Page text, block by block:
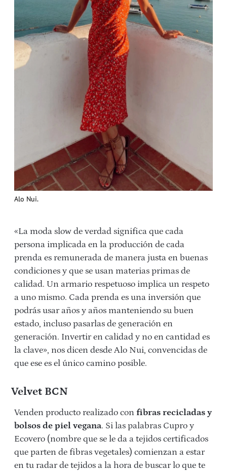
Alo Nui.
«La moda slow de verdad significa que cada
persona implicada en la producción de cada
prenda es remunerada de manera justa en buenas
condiciones y que se usan materias primas de
calidad. Un armario respetuoso implica un respeto
a uno mismo. Cada prenda es una inversión que
podrás usar años y años manteniendo su buen
estado, incluso pasarlas de generación en
generación. Invertir en calidad y no en cantidad es
la clave», nos dicen desde Alo Nui, convencidas de
que ese es el único camino posible.
Velvet BCN
Venden producto realizado con fibras recicladas y
bolsos de piel vegana. Si las palabras Cupro y
Ecovero (nombre que se le da a tejidos certificados
que parten de fibras vegetales) comienzan a estar
en tu radar de tejidos a la hora de buscar lo que te